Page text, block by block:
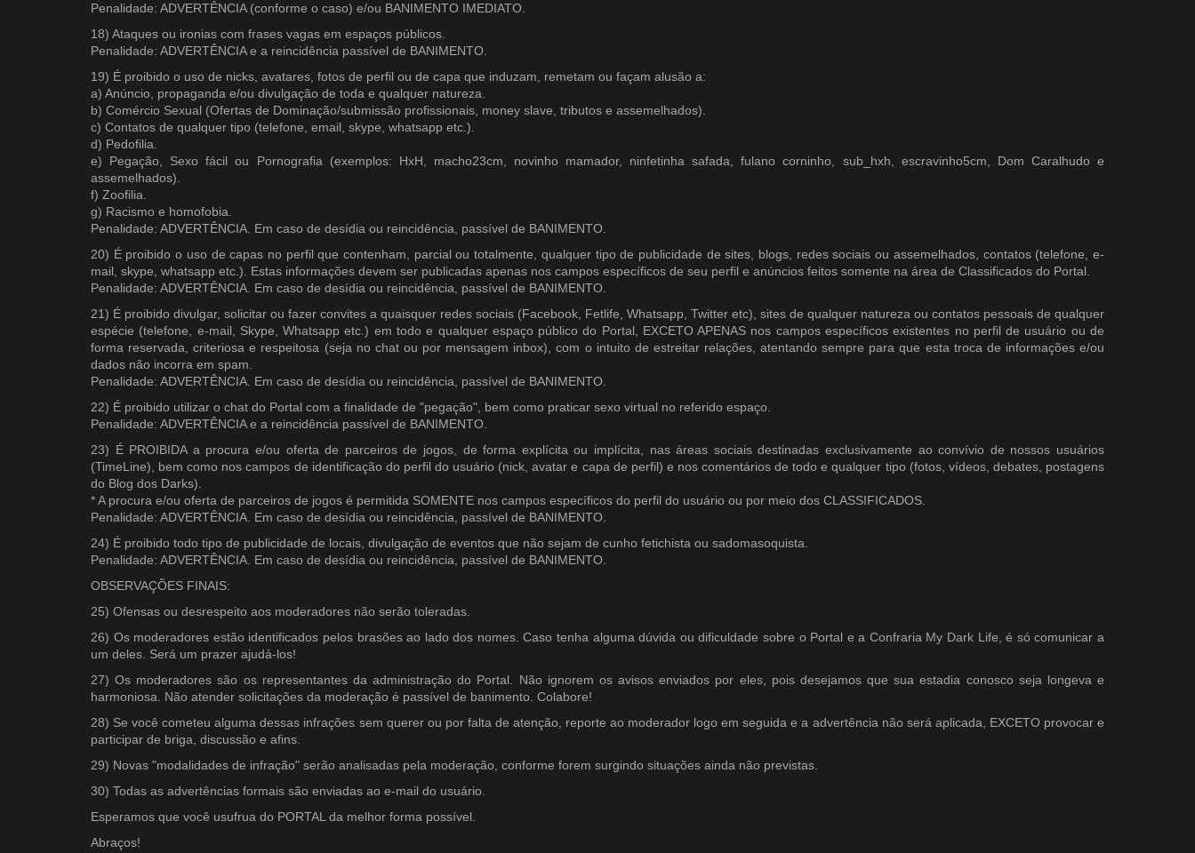
Penalidade: ADVERTÊNCIA (conforme o caso) e/ou BANIMENTO IMEDIATO.
18) Ataques ou ironias com frases vagas em espaços públicos.
Penalidade: ADVERTÊNCIA e a reincidência passível de BANIMENTO.
19) É proibido o uso de nicks, avatares, fotos de perfil ou de capa que induzam, remetam ou façam alusão a:
a) Anúncio, propaganda e/ou divulgação de toda e qualquer natureza.
b) Comércio Sexual (Ofertas de Dominação/submissão profissionais, money slave, tributos e assemelhados).
c) Contatos de qualquer tipo (telefone, email, skype, whatsapp etc.).
d) Pedofilia.
e) Pegação, Sexo fácil ou Pornografia (exemplos: HxH, macho23cm, novinho mamador, ninfetinha safada, fulano corninho, sub_hxh, escravinho5cm, Dom Caralhudo e
assemelhad​os).
f) Zoofilia.
g) Racismo e homofobia.
Penalidade: ADVERTÊNCIA. Em caso de desídia ou reincidência, passível de BANIMENTO.
20) É proibido o uso de capas no perfil que contenham, parcial ou totalmente, qualquer tipo de publicidade de sites, blogs, redes sociais ou assemelhados, contatos (telefone, e-
mail, skype, whatsapp etc.). Estas informações devem ser publicadas apenas nos campos específicos de seu perfil e anúncios feitos somente na área de Classificados do Portal.
Penalidade: ADVERTÊNCIA. Em caso de desídia ou reincidência, passível de BANIMENTO.
21) É proibido divulgar, solicitar ou fazer convites a quaisquer redes sociais (Facebook, Fetlife, Whatsapp, Twitter etc), sites de qualquer natureza ou contatos pessoais de qualquer
espécie (telefone, e-mail, Skype, Whatsapp etc.) em todo e qualquer espaço público do Portal, EXCETO APENAS nos campos específicos existentes no perfil de usuário ou de
forma reservada, criteriosa e respeitosa (seja no chat ou por mensagem inbox), com o intuito de estreitar relações, atentando sempre para que esta troca de informações e/ou
dados não incorra em spam.
Penalidade: ADVERTÊNCIA. Em caso de desídia ou reincidência, passível de BANIMENTO.
22) É proibido utilizar o chat do Portal com a finalidade de "pegação", bem como praticar sexo virtual no referido espaço.
Penalidade: ADVERTÊNCIA e a reincidência passível de BANIMENTO.
23) É PROIBIDA a procura e/ou oferta de parceiros de jogos, de forma explícita ou implícita, nas áreas sociais destinadas exclusivamente ao convívio de nossos usuários
(TimeLine), bem como nos campos de identificação do perfil do usuário (nick, avatar e capa de perfil) e nos comentários de todo e qualquer tipo (fotos, vídeos, debates, postagens
do Blog dos Darks).
* A procura e/ou oferta de parceiros de jogos é permitida SOMENTE nos campos específicos do perfil do usuário ou por meio dos CLASSIFICADOS.
Penalidade: ADVERTÊNCIA. Em caso de desídia ou reincidência, passível de BANIMENTO.
24) É proibido todo tipo de publicidade de locais, divulgação de eventos que não sejam de cunho fetichista ou sadomasoquista.
Penalidade: ADVERTÊNCIA. Em caso de desídia ou reincidência, passível de BANIMENTO.
OBSERVAÇÕES FINAIS:
25) Ofensas ou desrespeito aos moderadores não serão toleradas.
26) Os moderadores estão identificados pelos brasões ao lado dos nomes. Caso tenha alguma dúvida ou dificuldade sobre o Portal e a Confraria My Dark Life, é só comunicar a
um deles. Será um prazer ajudá-los!
27) Os moderadores são os representantes da administração do Portal. Não ignorem os avisos enviados por eles, pois desejamos que sua estadia conosco seja longeva e
harmoniosa. Não atender solicitações da moderação é passível de banimento. Colabore!
28) Se você cometeu alguma dessas infrações sem querer ou por falta de atenção, reporte ao moderador logo em seguida e a advertência não será aplicada, EXCETO provocar e
participar de briga, discussão e afins.
29) Novas "modalidades de infração" serão analisadas pela moderação, conforme forem surgindo situações ainda não previstas.
30) Todas as advertências formais são enviadas ao e-mail do usuário.
Esperamos que você usufrua do PORTAL da melhor forma possível.
Abraços!